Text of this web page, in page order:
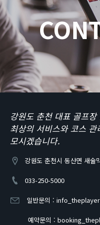
강원도 춘천 대표 골프
최상의 서비스와 코스
모시겠습니다.
강원도 춘천시 동산면 새술
033-250-5000
일반문의 :
예약문의 :